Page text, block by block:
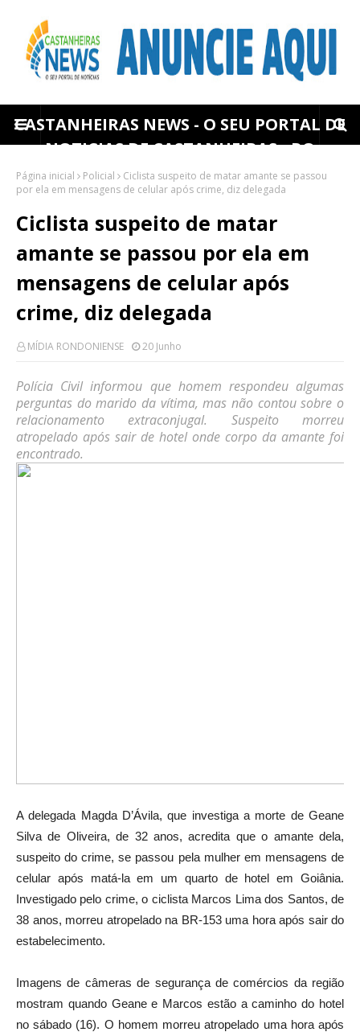
CASTANHEIRAS NEWS - O SEU PORTAL DE
NOTICIAS DE CASTANHEIRAS - RO
Página inicial Policial
Ciclista suspeito de matar amante se passou
por ela em mensagens de celular após crime, diz delegada
Ciclista suspeito de matar
amante se passou por ela em
mensagens de celular após
crime, diz delegada
MÍDIA RONDONIENSE 20 Junho
Polícia Civil informou que homem respondeu algumas
perguntas do marido da vítima, mas não contou sobre o
relacionamento extraconjugal. Suspeito morreu
atropelado após sair de hotel onde corpo da amante foi
encontrado.
A delegada Magda D’Ávila, que investiga a morte de Geane
Silva de Oliveira, de 32 anos, acredita que o amante dela,
suspeito do crime, se passou pela mulher em mensagens de
celular após matá-la em um quarto de hotel em Goiânia.
Investigado pelo crime, o ciclista Marcos Lima dos Santos, de
38 anos, morreu atropelado na BR-153 uma hora após sair do
estabelecimento.
Imagens de câmeras de segurança de comércios da região
mostram quando Geane e Marcos estão a caminho do hotel
no sábado (16). O homem morreu atropelado uma hora após